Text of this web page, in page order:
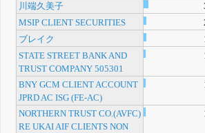
川端久美子
MSIP CLIENT SECURITIES
ブレイク
STATE STREET BANK AND
TRUST COMPANY 505301
BNY GCM CLIENT ACCOUNT
JPRD AC ISG (FE-AC)
NORTHERN TRUST CO.(AVFC)
RE UKAI AIF CLIENTS NON